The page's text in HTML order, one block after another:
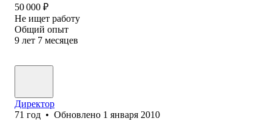
50 000 ₽
Не ищет работу
Общий опыт
9 лет 7 месяцев
Директор
71 год • Обновлено 1 января 2010